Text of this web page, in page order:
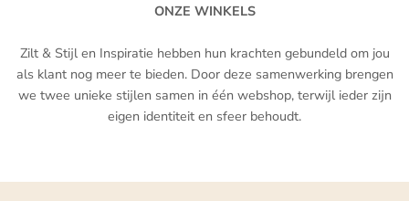
ONZE WINKELS
Zilt & Stijl en Inspiratie hebben hun krachten gebundeld om jou
als klant nog meer te bieden. Door deze samenwerking brengen
we twee unieke stijlen samen in één webshop, terwijl ieder zijn
eigen identiteit en sfeer behoudt.